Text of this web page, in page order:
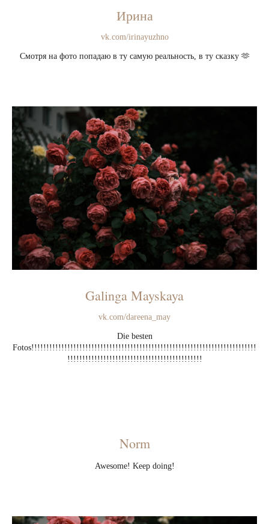
Ирина
vk.com/irinayuzhno
Смотря на фото попадаю в ту самую реальность, в ту сказку 🫶
Galinga Mayskaya
vk.com/dareena_may
Die besten
Fotos!!!!!!!!!!!!!!!!!!!!!!!!!!!!!!!!!!!!!!!!!!!!!!!!!!!!!!!!!!!!!!!!!!!!!!!!!!!
!!!!!!!!!!!!!!!!!!!!!!!!!!!!!!!!!!!!!!!!!!!!!
Norm
Awesome! Keep doing!